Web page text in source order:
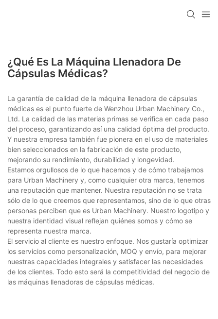
¿Qué Es La Máquina Llenadora De
Cápsulas Médicas?
La garantía de calidad de la máquina llenadora de cápsulas
médicas es el punto fuerte de Wenzhou Urban Machinery Co.,
Ltd. La calidad de las materias primas se verifica en cada paso
del proceso, garantizando así una calidad óptima del producto.
Y nuestra empresa también fue pionera en el uso de materiales
bien seleccionados en la fabricación de este producto,
mejorando su rendimiento, durabilidad y longevidad.
Estamos orgullosos de lo que hacemos y de cómo trabajamos
para Urban Machinery y, como cualquier otra marca, tenemos
una reputación que mantener. Nuestra reputación no se trata
sólo de lo que creemos que representamos, sino de lo que otras
personas perciben que es Urban Machinery. Nuestro logotipo y
nuestra identidad visual reflejan quiénes somos y cómo se
representa nuestra marca.
El servicio al cliente es nuestro enfoque. Nos gustaría optimizar
los servicios como personalización, MOQ y envío, para mejorar
nuestras capacidades integrales y satisfacer las necesidades
de los clientes. Todo esto será la competitividad del negocio de
las máquinas llenadoras de cápsulas médicas.